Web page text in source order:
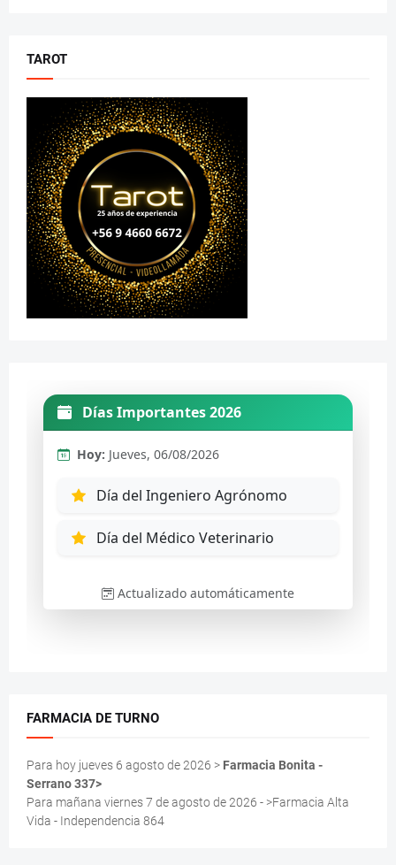
TAROT
FARMACIA DE TURNO
Para hoy jueves 6 agosto de 2026 > Farmacia Bonita -
Serrano 337>
Para mañana viernes 7 de agosto de 2026 - >Farmacia Alta
Vida - Independencia 864